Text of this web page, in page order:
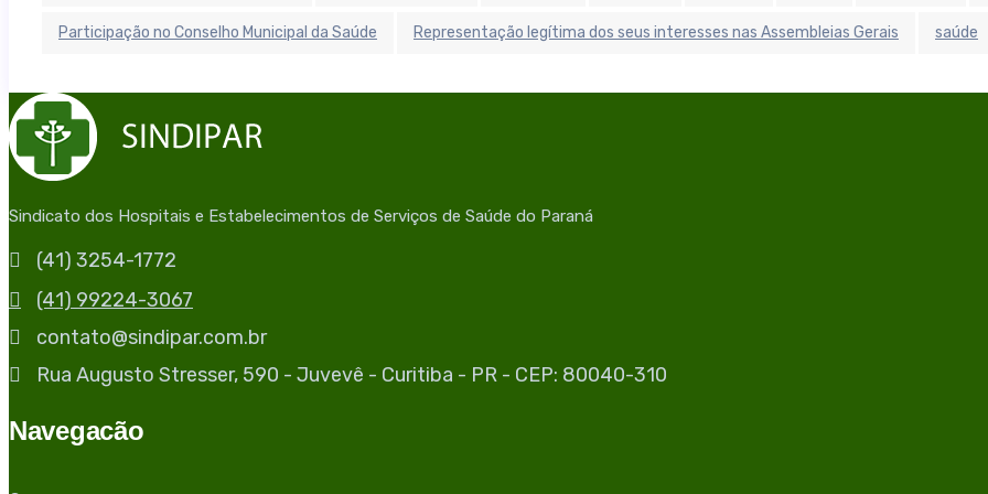
Participação no Conselho Municipal da Saúde Representação legítima dos seus interesses nas Assembleias Gerais saúde
Sindicato dos Hospitais e Estabelecimentos de Serviços de Saúde do Paraná
(41) 3254-1772
(41) 99224-3067
contato@sindipar.com.br
Rua Augusto Stresser, 590 - Juvevê - Curitiba - PR - CEP: 80040-310
Navegacão